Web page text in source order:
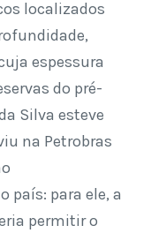
localizados
espessura
do pré-
Silva esteve
na Petrobras
país: para ele, a
permitir o